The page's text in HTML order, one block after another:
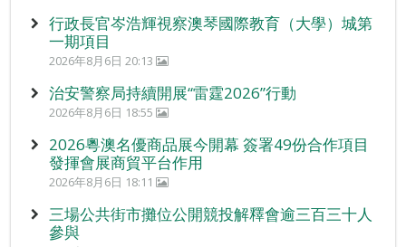
行政長官岑浩輝視察澳琴國際教育（大學）城第
一期項目
2026年8月6日 20:13
治安警察局持續開展“雷霆2026”行動
2026年8月6日 18:55
2026粵澳名優商品展今開幕 簽署49份合作項目
發揮會展商貿平台作用
2026年8月6日 18:11
三場公共街市攤位公開競投解釋會逾三百三十人
參與